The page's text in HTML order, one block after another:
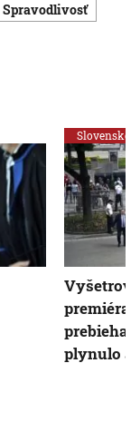
spravodlivosť
Slovensko
premiéra
prebieha
plynulo a